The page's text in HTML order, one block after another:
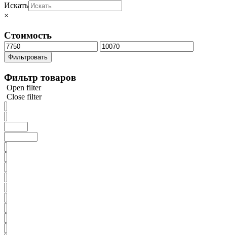
Искать
×
Стоимость
Минимальная
цена
Максимальная
цена
Фильтровать
Фильтр товаров
Open filter
Close filter